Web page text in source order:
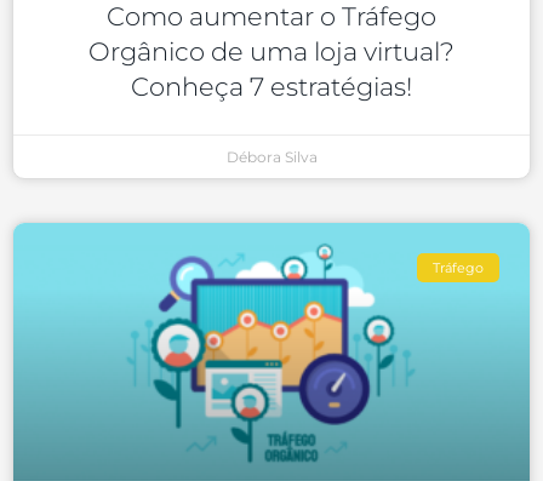
Como aumentar o Tráfego
Orgânico de uma loja virtual?
Conheça 7 estratégias!
Débora Silva
Tráfego